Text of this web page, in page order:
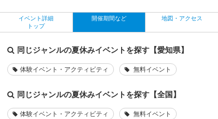
イベント詳細
トップ
開催期間など 地図・アクセス
同じジャンルの夏休みイベントを探す【愛知県】
体験イベント・アクティビティ 無料イベント
同じジャンルの夏休みイベントを探す【全国】
体験イベント・アクティビティ 無料イベント